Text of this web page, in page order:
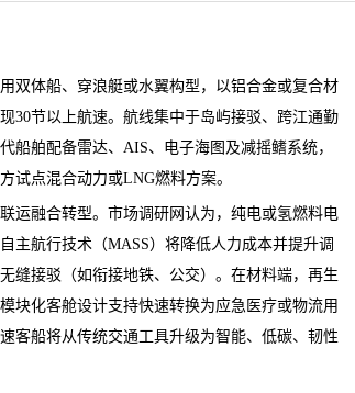
双体船、穿浪艇或水翼构型，以铝合金或复合材
30节以上航速。航线集中于岛屿接驳、跨江通勤
船舶配备雷达、AIS、电子海图及减摇鳍系统，
试点混合动力或LNG燃料方案。
融合转型。 市场调研网 认为，纯电或氢燃料电
主航行技术（MASS）将降低人力成本并提升调
缝接驳（如衔接地铁、公交）。在材料端，再生
块化客舱设计支持快速转换为应急医疗或物流用
客船将从传统交通工具升级为智能、低碳、韧性